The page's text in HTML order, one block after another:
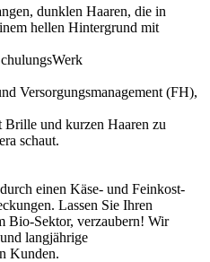
Versorgungsmanagement (FH),
einen Käse- und Feinkost-
Lassen Sie Ihren
Bio-Sektor, verzaubern! Wir
langjährige
Kunden.